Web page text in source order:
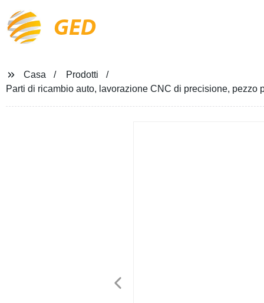
GED
Casa
Prodotti
Parti di ricambio auto, lavorazione CNC di precisione,